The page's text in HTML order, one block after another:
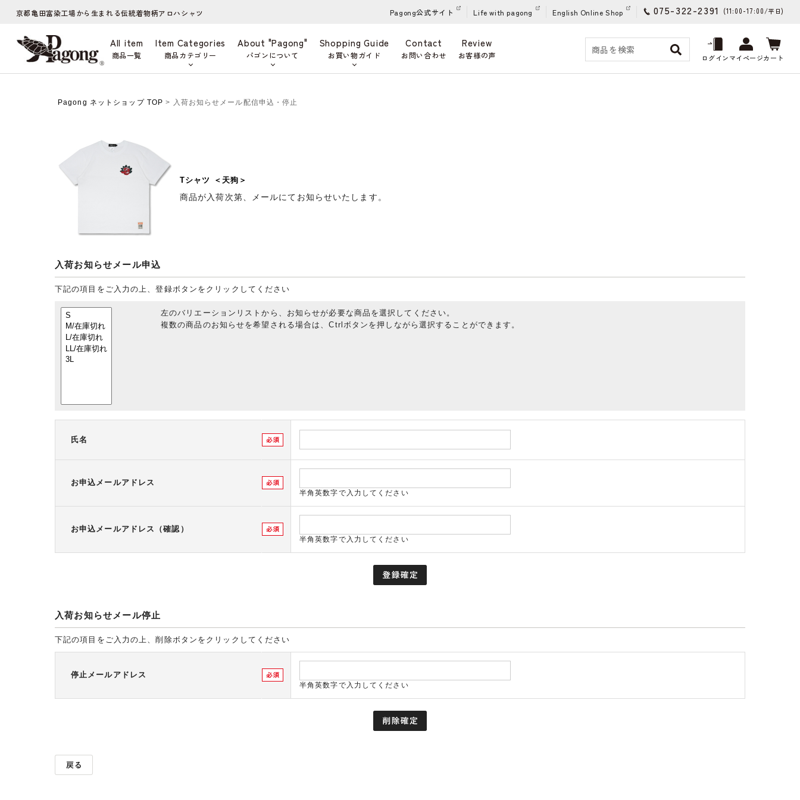
京都亀田富染工場から生まれる伝統着物柄アロハシャツ Pagong公式サイト Life with pagong English Online Shop 075-322-2391 (11:00-17:00/平日)
All item
商品一覧
Item Categories
商品カテゴリー
About "Pagong"
パゴンについて
Shopping Guide
お買い物ガイド
Contact
お問い合わせ
Review
お客様の声 ログインマイページカート
Pagong ネットショップ TOP > 入荷お知らせメール配信申込・停止
Tシャツ ＜天狗＞
商品が入荷次第、メールにてお知らせいたします。
入荷お知らせメール申込
下記の項目をご入力の上、登録ボタンをクリックしてください
左のバリエーションリストから、お知らせが必要な商品を選択してください。
複数の商品のお知らせを希望される場合は、Ctrlボタンを押しながら選択することができます。
氏名
お申込メールアドレス
半角英数字で入力してください
お申込メールアドレス（確認）
半角英数字で入力してください
入荷お知らせメール停止
下記の項目をご入力の上、削除ボタンをクリックしてください
停止メールアドレス
半角英数字で入力してください